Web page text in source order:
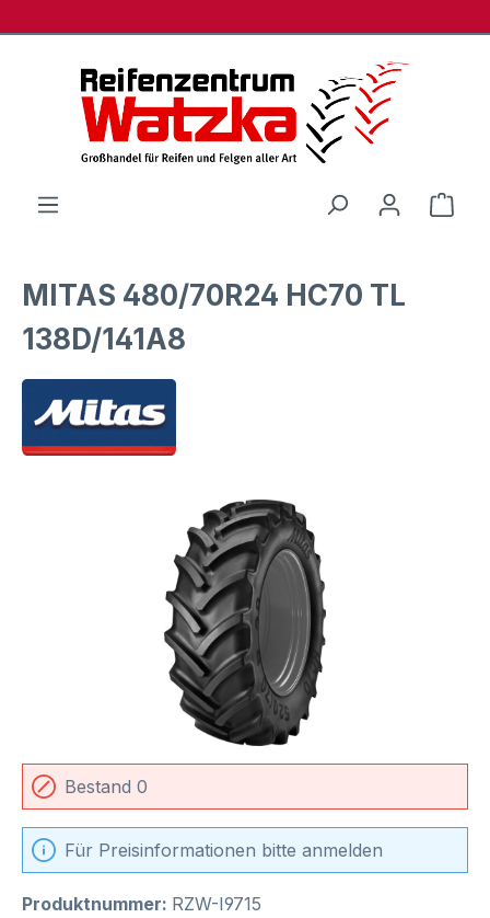
MITAS 480/70R24 HC70 TL
138D/141A8
Bildergalerie überspringen
Bestand 0
Für Preisinformationen bitte anmelden
Produktnummer: RZW-I9715